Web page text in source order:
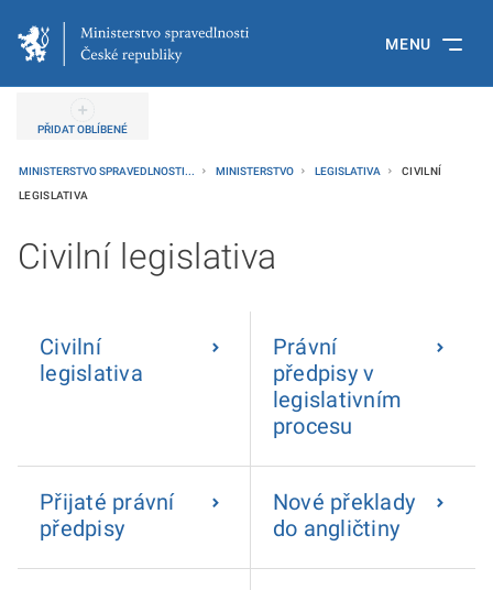
MENU
PŘIDAT OBLÍBENÉ
MINISTERSTVO SPRAVEDLNOSTI... MINISTERSTVO LEGISLATIVA
CIVILNÍ
LEGISLATIVA
Civilní legislativa
Civilní
legislativa
Právní
předpisy v
legislativním
procesu
Přijaté právní
předpisy
Nové překlady
do angličtiny